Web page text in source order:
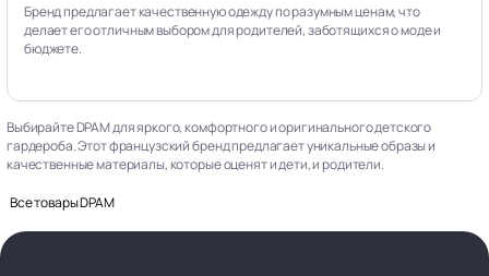
Бренд предлагает качественную одежду по разумным ценам, что
делает его отличным выбором для родителей, заботящихся о моде и
бюджете.
Выбирайте DPAM для яркого, комфортного и оригинального детского
гардероба. Этот французский бренд предлагает уникальные образы и
качественные материалы, которые оценят и дети, и родители.
Все товары DPAM